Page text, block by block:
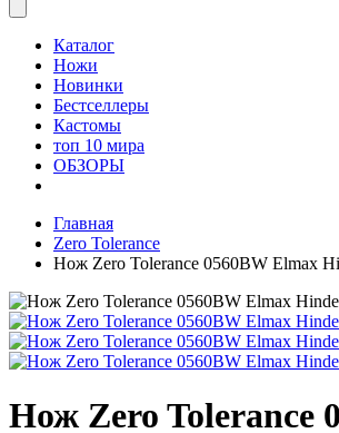
Каталог
Ножи
Новинки
Бестселлеры
Кастомы
топ 10 мира
ОБЗОРЫ
Главная
Zero Tolerance
Нож Zero Tolerance 0560BW Elmax
Нож Zero Tolerance